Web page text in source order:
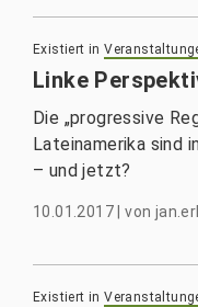
Existiert in
Linke
Die „progressive
Lateinamerika sind
– und jetzt?
10.01.2017 |von
Existiert in